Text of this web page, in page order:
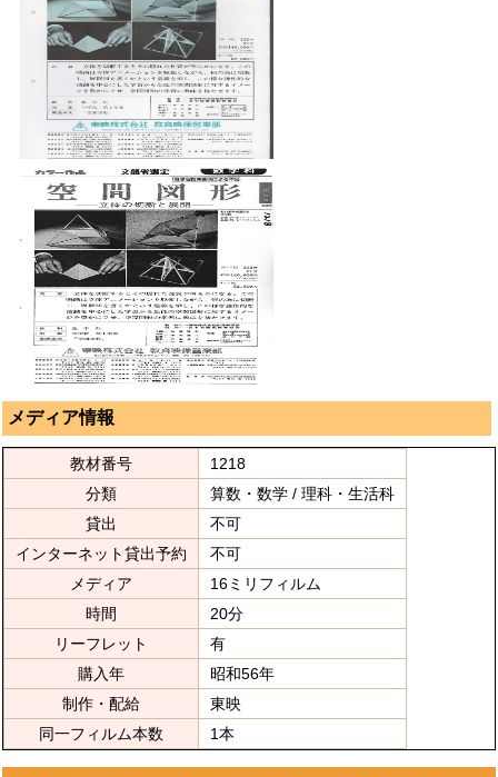
メディア情報
教材番号
1218
分類
算数・数学 / 理科・生活科
貸出
不可
インターネット貸出予約
不可
メディア
16ミリフィルム
時間
20分
リーフレット
有
購入年
昭和56年
制作・配給
東映
同一フィルム本数
1本